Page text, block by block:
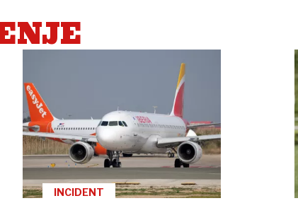
INCIDENT